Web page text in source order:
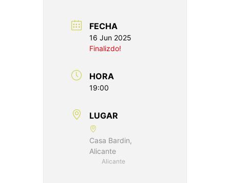
FECHA
16 Jun 2025
Finalizdo!
HORA
19:00
LUGAR
Casa Bardin,
Alicante
Alicante